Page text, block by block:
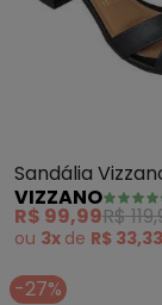
Sandália
em Sintético
VIZZANO
R$ 99,99R$
ou 3x de R$ 33,33
-27%